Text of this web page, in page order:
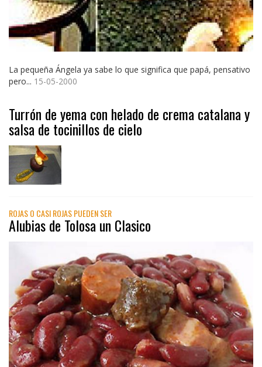
La pequeña Ángela ya sabe lo que significa que papá, pensativo
pero... 15-05-2000
Turrón de yema con helado de crema catalana y
salsa de tocinillos de cielo
ROJAS O CASI ROJAS PUEDEN SER
Alubias de Tolosa un Clasico